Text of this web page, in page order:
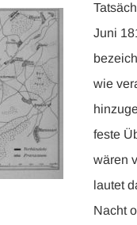
Juni
wie
feste
wären
lautet
Nacht